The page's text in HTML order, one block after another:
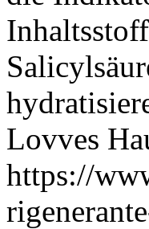
Lovves
https://